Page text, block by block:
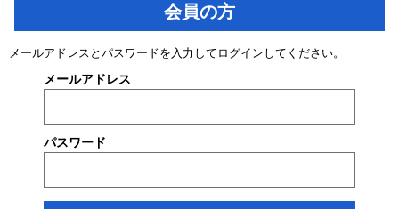
会員の方
メールアドレスとパスワードを入力してログインしてください。
メールアドレス
パスワード